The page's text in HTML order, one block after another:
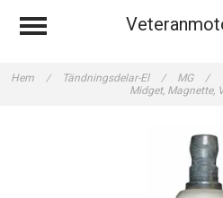
Hem / Tändningsdelar-El / MG /
Midget, Magnette,